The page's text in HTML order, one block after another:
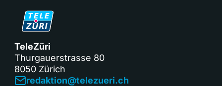
TeleZüri
Thurgauerstrasse 80
8050 Zürich
redaktion@telezueri.ch